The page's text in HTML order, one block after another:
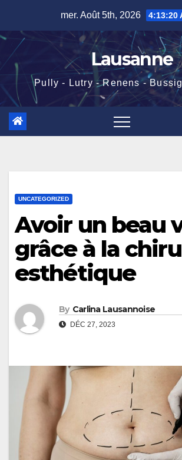
content
mer. Août 5th, 2026 4:13:21
Lausanne
Pully - Lutry - Renens -
UNCATEGORIZED
Avoir un beau
grâce à la
esthétique
By Carlina Lausannoise
DÉC 27, 2023